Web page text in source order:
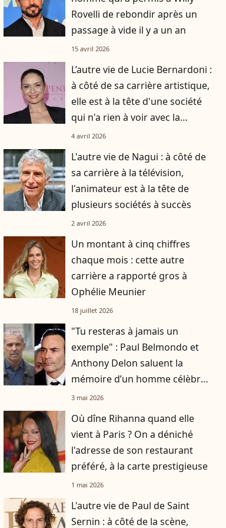
Rovelli de rebondir après un
passage à vide il y a un an
15 avril 2026
L’autre vie de Lucie Bernardoni :
à côté de sa carrière artistique,
elle est à la tête d'une société
qui n'a rien à voir avec la
musique
4 avril 2026
L'autre vie de Nagui : à côté de
sa carrière à la télévision,
l'animateur est à la tête de
plusieurs sociétés à succès
2 avril 2026
Un montant à cinq chiffres
chaque mois : cette autre
carrière a rapporté gros à
Ophélie Meunier
18 juillet 2026
"Tu resteras à jamais un
exemple" : Paul Belmondo et
Anthony Delon saluent la
mémoire d’un homme célèbre,
qui a rendu son dernier souffle
3 mai 2026
Où dîne Rihanna quand elle
vient à Paris ? On a déniché
l'adresse de son restaurant
préféré, à la carte prestigieuse
1 mai 2026
L'autre vie de Paul de Saint
Sernin : à côté de la scène,